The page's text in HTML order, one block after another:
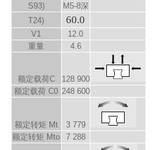
S93)
M5-8深
T24) 60.0
V1
12.0
重量
4.6
额定载荷C
128 900
额定载荷 C0 248 600
额定转矩 Mt
3 779
额定转矩 Mto 7 288